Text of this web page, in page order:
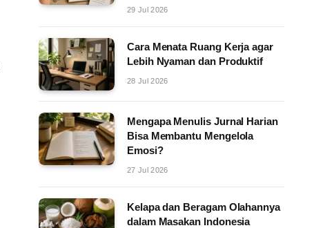
29 Jul 2026
Cara Menata Ruang Kerja agar
Lebih Nyaman dan Produktif
28 Jul 2026
Mengapa Menulis Jurnal Harian
Bisa Membantu Mengelola
Emosi?
27 Jul 2026
Kelapa dan Beragam Olahannya
dalam Masakan Indonesia